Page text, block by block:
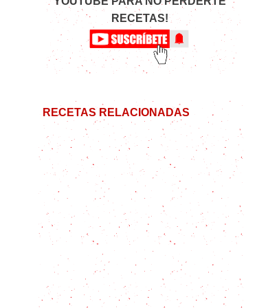
RECETAS!
RECETAS RELACIONADAS
Receta de tuco argentino: los
secretos y tips para un sabor único
Receta de Linguini paso a paso:
todo sobre esta pasta italiana y su
mejor versión
Comida italiana: platos clásicos,
recetas completa y cómo
prepararlos en casa